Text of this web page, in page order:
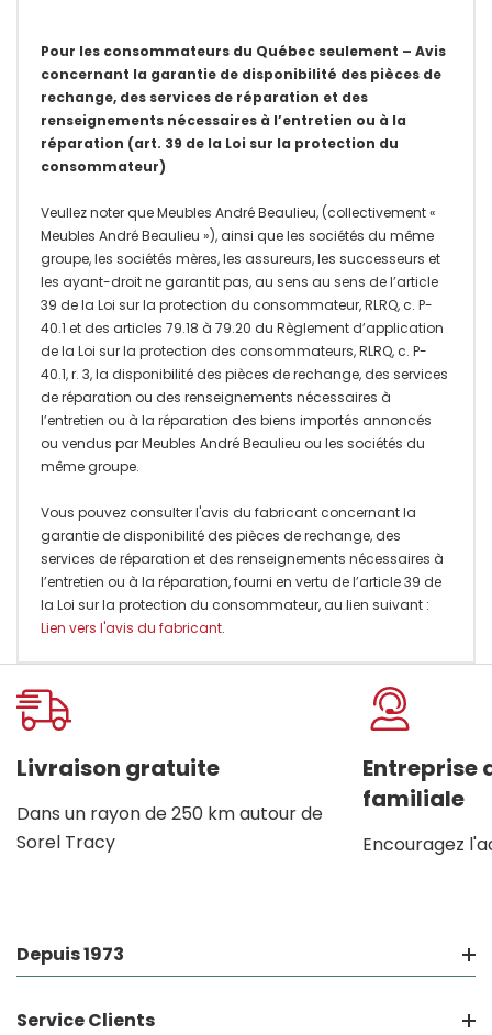
Pour les consommateurs du Québec seulement – Avis
concernant la garantie de disponibilité des pièces de
rechange, des services de réparation et des
renseignements nécessaires à l’entretien ou à la
réparation (art. 39 de la Loi sur la protection du
consommateur)
Veullez noter que Meubles André Beaulieu, (collectivement «
Meubles André Beaulieu »), ainsi que les sociétés du même
groupe, les sociétés mères, les assureurs, les successeurs et
les ayant-droit ne garantit pas, au sens au sens de l’article
39 de la Loi sur la protection du consommateur, RLRQ, c. P-
40.1 et des articles 79.18 à 79.20 du Règlement d’application
de la Loi sur la protection des consommateurs, RLRQ, c. P-
40.1, r. 3, la disponibilité des pièces de rechange, des services
de réparation ou des renseignements nécessaires à
l’entretien ou à la réparation des biens importés annoncés
ou vendus par Meubles André Beaulieu ou les sociétés du
même groupe.
Vous pouvez consulter l'avis du fabricant concernant la
garantie de disponibilité des pièces de rechange, des
services de réparation et des renseignements nécessaires à
l’entretien ou à la réparation, fourni en vertu de l’article 39 de
la Loi sur la protection du consommateur, au lien suivant :
Lien vers l'avis du fabricant.
Onglet
personnalisé
Livraison gratuite
Dans un rayon de 250 km autour de
Sorel Tracy
Entreprise
familiale
Encouragez
Depuis 1973
Service Clients